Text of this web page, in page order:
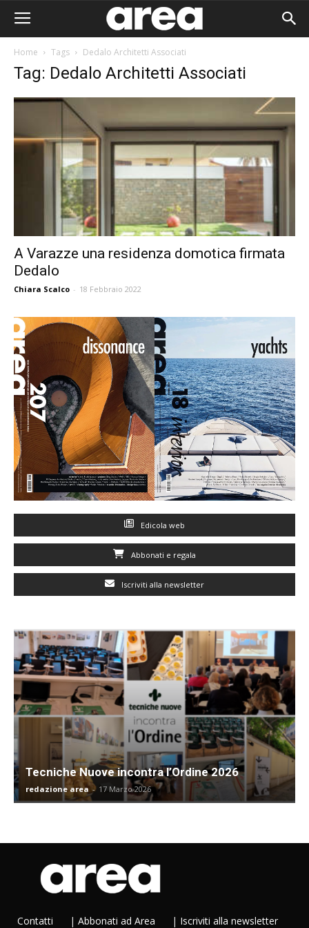
Home Tags Dedalo Architetti Associati
Tag: Dedalo Architetti Associati
A Varazze una residenza domotica firmata
Dedalo
Chiara Scalco - 18 Febbraio 2022
Edicola web
Abbonati e regala
Iscriviti alla newsletter
Tecniche Nuove incontra l’Ordine 2026
redazione area - 17 Marzo 2026
Contatti | Abbonati ad Area | Iscriviti alla newsletter